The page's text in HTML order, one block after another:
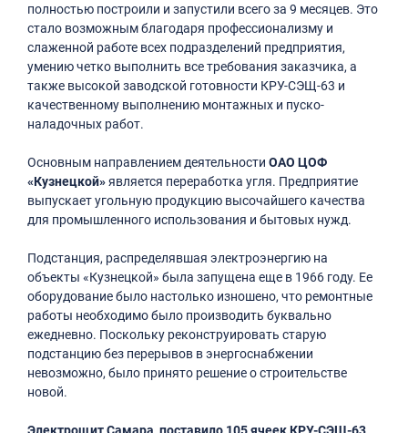
полностью построили и запустили всего за 9 месяцев. Это
стало возможным благодаря профессионализму и
слаженной работе всех подразделений предприятия,
умению четко выполнить все требования заказчика, а
также высокой заводской готовности КРУ-СЭЩ-63 и
качественному выполнению монтажных и пуско-
наладочных работ.
Основным направлением деятельности ОАО ЦОФ
«Кузнецкой»является переработка угля. Предприятие
выпускает угольную продукцию высочайшего качества
для промышленного использования и бытовых нужд.
Подстанция, распределявшая электроэнергию на
объекты «Кузнецкой» была запущена еще в 1966 году. Ее
оборудование было настолько изношено, что ремонтные
работы необходимо было производить буквально
ежедневно. Поскольку реконструировать старую
подстанцию без перерывов в энергоснабжении
невозможно, было принято решение о строительстве
новой.